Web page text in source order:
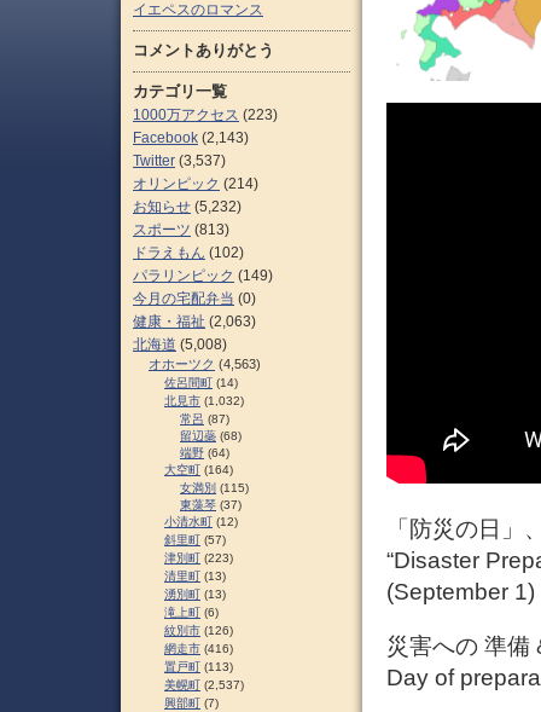
「防災の日」
“Disaster
(September 1)
災害への 準備
Day of
イエペスのロマンス
コメントありがとう
カテゴリ一覧
1000万アクセス (223)
Facebook (2,143)
Twitter (3,537)
オリンピック (214)
お知らせ (5,232)
スポーツ (813)
ドラえもん (102)
パラリンピック (149)
今月の宅配弁当 (0)
健康・福祉 (2,063)
北海道 (5,008)
オホーツク (4,563)
佐呂間町 (14)
北見市 (1,032)
常呂 (87)
留辺蘂 (68)
端野 (64)
大空町 (164)
女満別 (115)
東藻琴 (37)
小清水町 (12)
斜里町 (57)
津別町 (223)
清里町 (13)
湧別町 (13)
滝上町 (6)
紋別市 (126)
網走市 (416)
置戸町 (113)
美幌町 (2,537)
興部町 (7)